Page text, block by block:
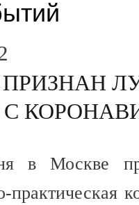
ПРИЗНАН
С
в Москве
практическая